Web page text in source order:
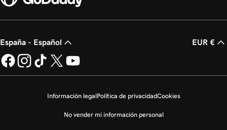
España - Español EUR €
Información legalPolítica de privacidadCookies
No vender mi información personal